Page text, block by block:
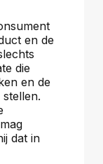
en de
die
en de
dat in